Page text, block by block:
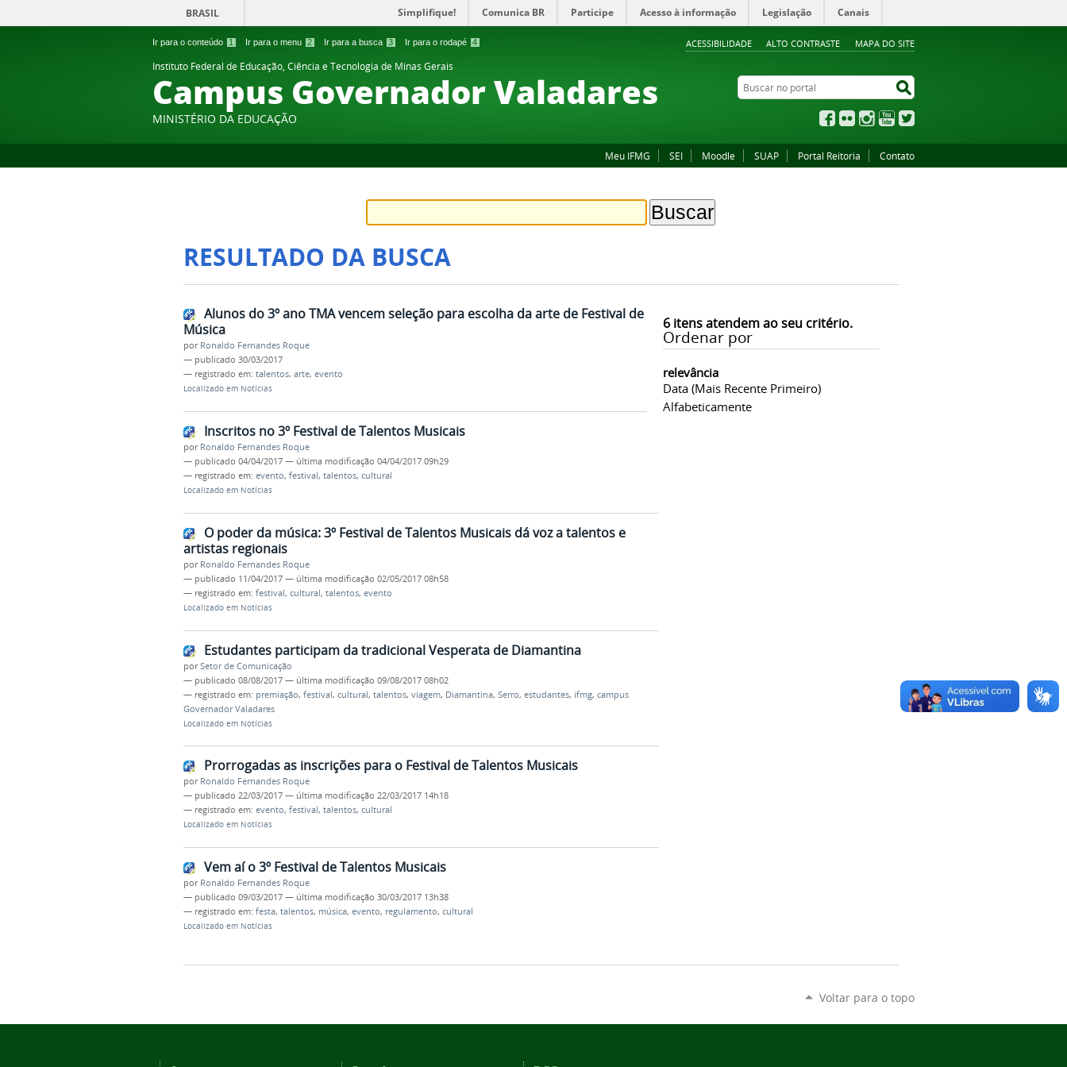
Ir para o conteúdo 1 Ir para o menu 2 Ir para a busca 3 Ir para o rodapé 4 ACESSIBILIDADE ALTO CONTRASTE MAPA DO SITE
BRASIL Simplifique! Comunica BR Participe Acesso à informação Legislação Canais
Instituto Federal de Educação, Ciência e Tecnologia de Minas Gerais
Campus Governador Valadares
MINISTÉRIO DA EDUCAÇÃO
Buscar no portal
Facebook
Flickr InstagramYouTube
Meu IFMG SEI Moodle SUAP Portal Reitoria Contato
RESULTADO DA BUSCA
6itens atendem ao seu critério.
Ordenar por
relevância
Data (mais Recente Primeiro)
Alfabeticamente
Alunos do 3º ano TMA vencem seleção para escolha da arte de Festival de
Música
por Ronaldo Fernandes Roque
— publicado 30/03/2017
— registrado em: talentos, arte, evento
Localizado em Notícias
Inscritos no 3º Festival de Talentos Musicais
por Ronaldo Fernandes Roque
— publicado 04/04/2017 — última modificação 04/04/2017 09h29
— registrado em: evento, festival, talentos, cultural
Localizado em Notícias
O poder da música: 3º Festival de Talentos Musicais dá voz a talentos e
artistas regionais
por Ronaldo Fernandes Roque
— publicado 11/04/2017 — última modificação 02/05/2017 08h58
— registrado em: festival, cultural, talentos, evento
Localizado em Notícias
Estudantes participam da tradicional Vesperata de Diamantina
porSetor de Comunicação
— publicado 08/08/2017 — última modificação 09/08/2017 08h02
— registrado em: premiação, festival, cultural, talentos, viagem, Diamantina, Serro, estudantes, ifmg, campus
Governador Valadares
Localizado em Notícias
Prorrogadas as inscrições para o Festival de Talentos Musicais
por Ronaldo Fernandes Roque
— publicado 22/03/2017 — última modificação 22/03/2017 14h18
— registrado em: evento, festival, talentos, cultural
Localizado em Notícias
Vem aí o 3º Festival de Talentos Musicais
por Ronaldo Fernandes Roque
— publicado 09/03/2017 — última modificação 30/03/2017 13h38
— registrado em: festa, talentos, música, evento, regulamento, cultural
Localizado em Notícias
Voltar para o topo